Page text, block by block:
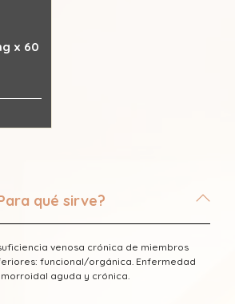
x 60
qué sirve?
venosa crónica de miembros
funcional/orgánica. Enfermedad
aguda y crónica.